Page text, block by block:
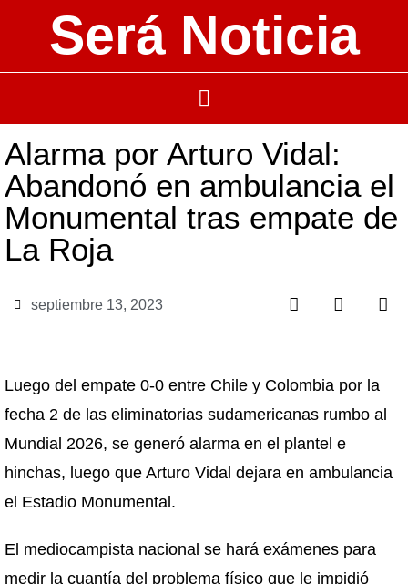
Será Noticia
Alarma por Arturo Vidal:
Abandonó en ambulancia el
Monumental tras empate de
La Roja
septiembre 13, 2023
Luego del empate 0-0 entre Chile y Colombia por la
fecha 2 de las eliminatorias sudamericanas rumbo al
Mundial 2026, se generó alarma en el plantel e
hinchas, luego que Arturo Vidal dejara en ambulancia
el Estadio Monumental.
El mediocampista nacional se hará exámenes para
medir la cuantía del problema físico que le impidió